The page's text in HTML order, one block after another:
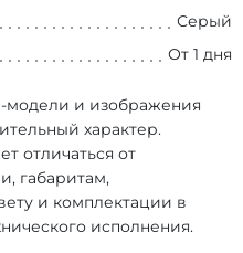
Серый
От 1 дня
модели и изображения
характер.
отличаться от
габаритам,
и комплектации в
исполнения.